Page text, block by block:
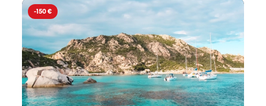
-150 €